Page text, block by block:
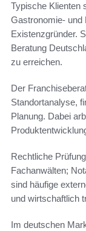
Typische Klienten
Gastronomie- und
Existenzgründer.
Beratung
zu erreichen.
Der
Standortanalyse,
Planung. Dabei
Rechtliche
Fachanwälten;
sind häufige
und wirtschaftlich
Im deutschen